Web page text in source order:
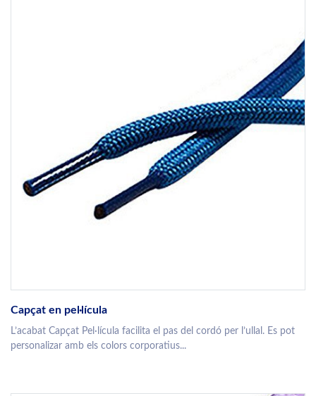
Capçat en pel·lícula
L’acabat Capçat Pel·lícula facilita el pas del cordó per l’ullal. Es pot
personalizar amb els colors corporatius...